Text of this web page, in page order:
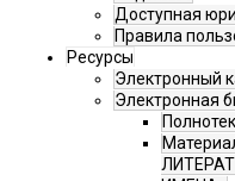
Доступная
Правила
Ресурсы
Электронный
Электронная